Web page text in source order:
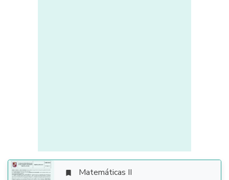
 Matemáticas II